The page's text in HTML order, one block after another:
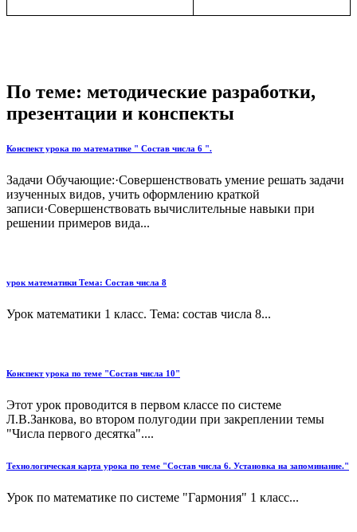
По теме: методические разработки,
презентации и конспекты
Конспект урока по математике " Состав числа 6 ".
Задачи Обучающие:·Совершенствовать умение решать задачи
изученных видов, учить оформлению краткой
записи·Совершенствовать вычислительные навыки при
решении примеров вида...
урок математики Тема: Состав числа 8
Урок математики 1 класс. Тема: состав числа 8...
Конспект урока по теме "Состав числа 10"
Этот урок проводится в первом классе по системе
Л.В.Занкова, во втором полугодии при закреплении темы
"Числа первого десятка"....
Технологическая карта урока по теме "Состав числа 6. Установка на запоминание."
Урок по математике по системе "Гармония" 1 класс...